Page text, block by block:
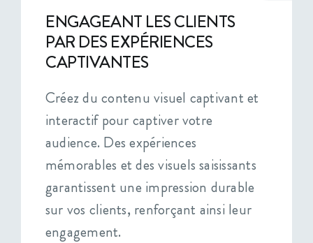
ENGAGEANT LES CLIENTS
PAR DES EXPÉRIENCES
CAPTIVANTES
Créez du contenu visuel captivant et
interactif pour captiver votre
audience. Des expériences
mémorables et des visuels saisissants
garantissent une impression durable
sur vos clients, renforçant ainsi leur
engagement.